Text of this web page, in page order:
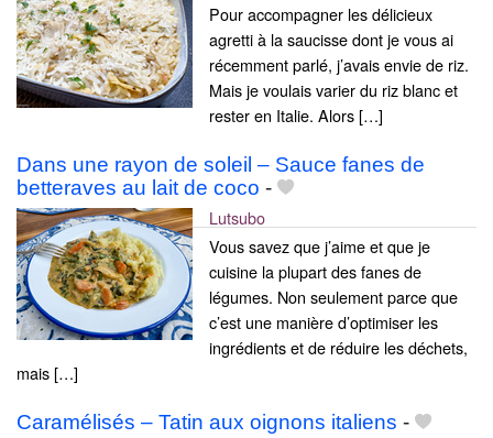
Pour accompagner les délicieux
agretti à la saucisse dont je vous ai
récemment parlé, j’avais envie de riz.
Mais je voulais varier du riz blanc et
rester en Italie. Alors […]
Dans une rayon de soleil – Sauce fanes de
betteraves au lait de coco -
Lutsubo
Vous savez que j’aime et que je
cuisine la plupart des fanes de
légumes. Non seulement parce que
c’est une manière d’optimiser les
ingrédients et de réduire les déchets,
mais […]
Caramélisés – Tatin aux oignons italiens -